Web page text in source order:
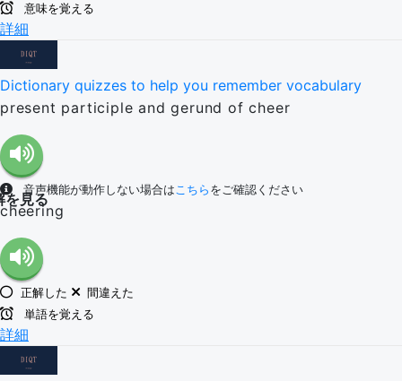
意味を覚える
詳細
Dictionary quizzes to help you remember vocabulary
present participle and gerund of cheer
音声機能が動作しない場合は こちら をご確認ください
を見る
cheering
正解した
間違えた
単語を覚える
詳細